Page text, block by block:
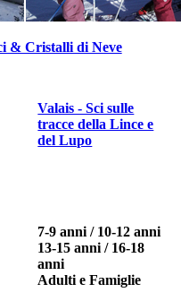
& Cristalli di Neve
Valais - Sci sulle
tracce della Lince e
del Lupo
7-9 anni / 10-12 anni
13-15 anni / 16-18
anni
Adulti e Famiglie